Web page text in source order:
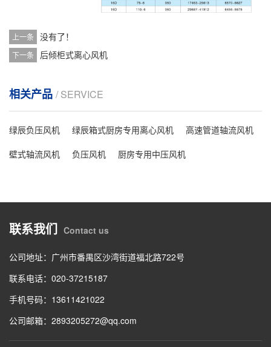
上一条 没有了！
下一条 后倾柜式离心风机
相关产品 / SERVICE
绿辰负压风机 绿辰箱式厨房专用离心风机
高速管道轴流风机
壁式轴流风机
负压风机 厨房专用中压风机
联系我们 Contact us
公司地址：广州市番禺区沙湾街道福北路722号
联系电话：020-37215187
手机号码：13611421022
公司邮箱：2893205272@qq.com